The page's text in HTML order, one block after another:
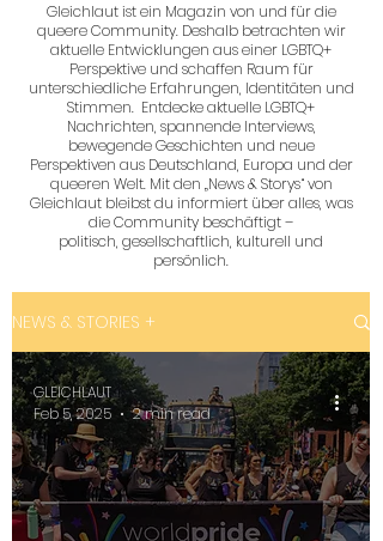
Gleichlaut ist ein Magazin von und für die
queere Community. Deshalb betrachten wir
aktuelle Entwicklungen aus einer LGBTQ+
Perspektive und schaffen Raum für
unterschiedliche Erfahrungen, Identitäten und
Stimmen. Entdecke aktuelle LGBTQ+
Nachrichten, spannende Interviews,
bewegende Geschichten und neue
Perspektiven aus Deutschland, Europa und der
queeren Welt. Mit den „News & Storys“ von
Gleichlaut bleibst du informiert über alles, was
die Community beschäftigt –
politisch, gesellschaftlich, kulturell und
persönlich.
NEWS & STORIES +
GLEICHLAUT
Feb 5, 2025
2 min read